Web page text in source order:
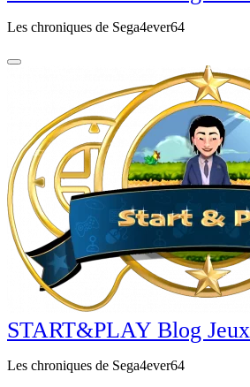
Les chroniques de Sega4ever64
START&PLAY Blog
Les chroniques de Sega4ever64